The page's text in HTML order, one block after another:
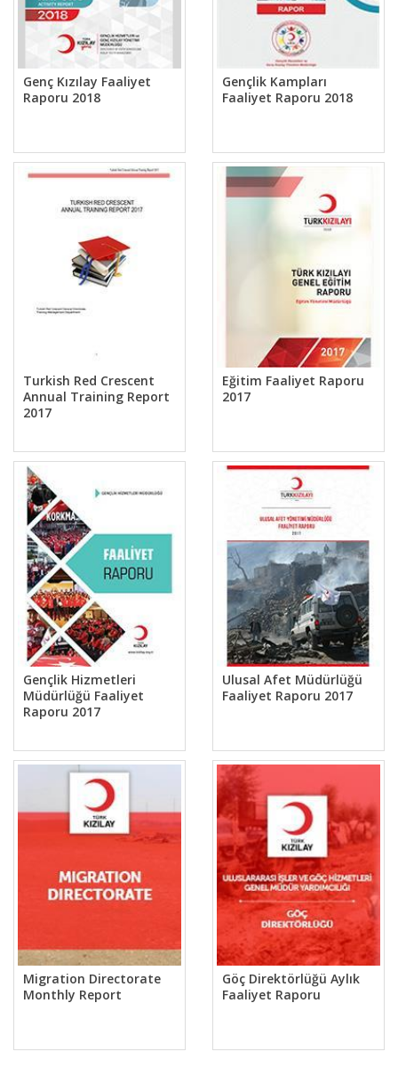
Genç Kızılay Faaliyet
Raporu 2018
Gençlik Kampları
Faaliyet Raporu 2018
Turkish Red Crescent
Annual Training Report
2017
Eğitim Faaliyet Raporu
2017
Gençlik Hizmetleri
Müdürlüğü Faaliyet
Raporu 2017
Ulusal Afet Müdürlüğü
Faaliyet Raporu 2017
Migration Directorate
Monthly Report
Göç Direktörlüğü Aylık
Faaliyet Raporu